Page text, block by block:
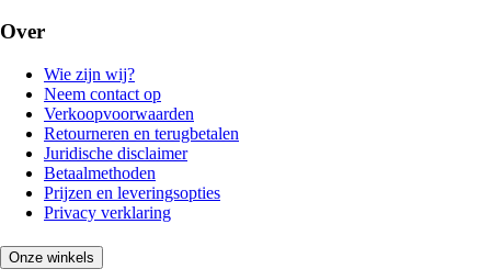
Over
Wie zijn wij?
Neem contact op
Verkoopvoorwaarden
Retourneren en terugbetalen
Juridische disclaimer
Betaalmethoden
Prijzen en leveringsopties
Privacy verklaring
Onze winkels